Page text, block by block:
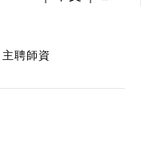
主聘師資